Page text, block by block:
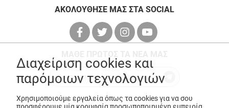
ΑΚΟΛΟΥΘΗΣΕ ΜΑΣ ΣΤΑ SOCIAL
Διαχείριση cookies και
παρόμοιων τεχνολογιών
Χρησιμοποιούμε εργαλεία όπως τα cookies για να σου